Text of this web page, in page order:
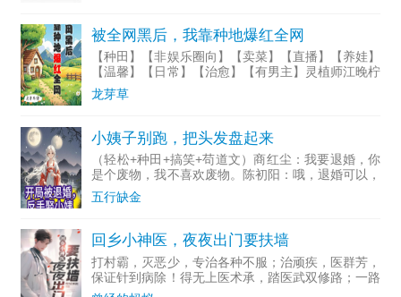
被全网黑后，我靠种地爆红全网
【种田】【非娱乐圈向】【卖菜】【直播】【养娃】
【温馨】【日常】【治愈】【有男主】灵植师江晚柠
穿越成了一个全网黑的女明星。所有人喊话让她滚出
娱乐圈。江晚柠主打一个听劝，拍拍屁股回老家山沟
龙芽草
小姨子别跑，把头发盘起来
（轻松+种田+搞笑+苟道文）商红尘：我要退婚，你
是个废物，我不喜欢废物。陈初阳：哦，退婚可以，
要补偿我。商红尘：只要你愿意退婚，我可以补偿
你。陈初阳：行，拿你妹妹来补偿。商红尘：……小
五行缺金
回乡小神医，夜夜出门要扶墙
打村霸，灭恶少，专治各种不服；治顽疾，医群芳，
保证针到病除！得无上医术承，踏医武双修路；一路
高歌猛进，登顶人生巅峰；而今银针在手，诸天皆我